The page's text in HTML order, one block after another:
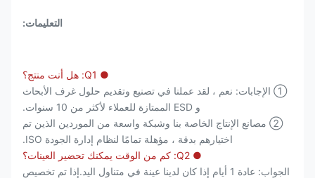
التعليمات:
● Q1: هل أنت منتج؟
① الإجابات: نعم ، لقد عملنا في تصنيع وتقديم حلول غرف الأبحاث
و ESD الممتازة للعملاء لأكثر من 10 سنوات.
② مصانع الإنتاج الخاصة بنا وشبكة واسعة من الموردين الذين تم
اختيارهم بدقة ، مؤهلة تمامًا لنظام إدارة الجودة ISO.
● Q2: كم من الوقت يمكنك تحضير العينات؟
الجواب: عادة 1 أيام إذا كان لدينا عينة في متناول اليد.إذا تم تخصيص